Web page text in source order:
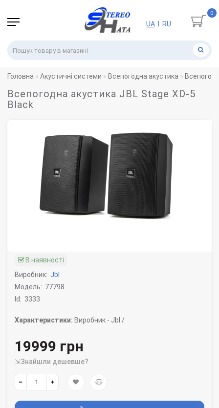
0
UA RU
Головна Акустичні системи Всепогодна акустика
Всепогодна акустика JBL Stage XD-5
Black
В наявності
Виробник: Jbl
Модель: 77798
Id: 3333
Характеристики: Виробник - Jbl /
19999 грн
⇲Знайшли дешевше?